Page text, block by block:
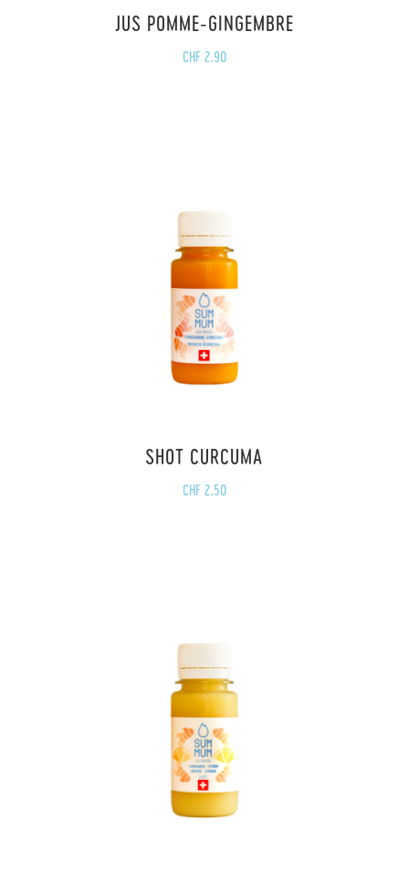
JUS POMME-GINGEMBRE
CHF2.90
SHOT CURCUMA
CHF2.50